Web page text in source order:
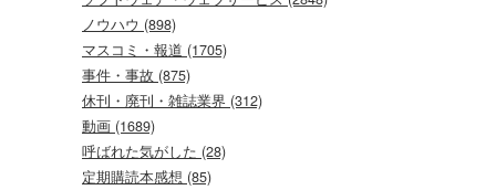
ノウハウ (898)
マスコミ・報道 (1705)
事件・事故 (875)
休刊・廃刊・雑誌業界 (312)
動画 (1689)
呼ばれた気がした (28)
定期購読本感想 (85)